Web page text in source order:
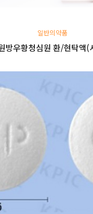
일반의약품
방우황청심원 환/현탁액(